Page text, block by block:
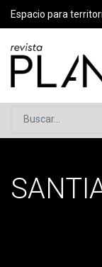
Espacio para
Buscar...
Portada»